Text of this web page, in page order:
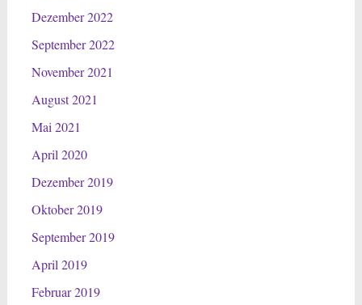
Dezember 2022
September 2022
November 2021
August 2021
Mai 2021
April 2020
Dezember 2019
Oktober 2019
September 2019
April 2019
Februar 2019